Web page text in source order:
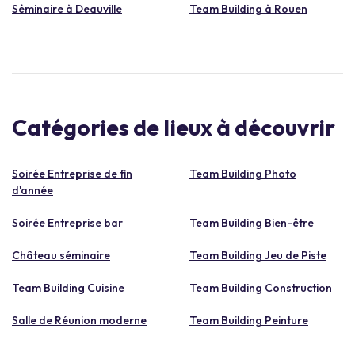
Séminaire à Deauville Team Building à Rouen
Catégories de lieux à découvrir
Soirée Entreprise de fin
d'année
Team Building Photo
Soirée Entreprise bar Team Building Bien-être
Château séminaire Team Building Jeu de Piste
Team Building Cuisine Team Building Construction
Salle de Réunion moderne Team Building Peinture